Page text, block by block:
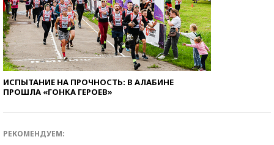
ИСПЫТАНИЕ НА ПРОЧНОСТЬ: В АЛАБИНЕ
ПРОШЛА «ГОНКА ГЕРОЕВ»
РЕКОМЕНДУЕМ: